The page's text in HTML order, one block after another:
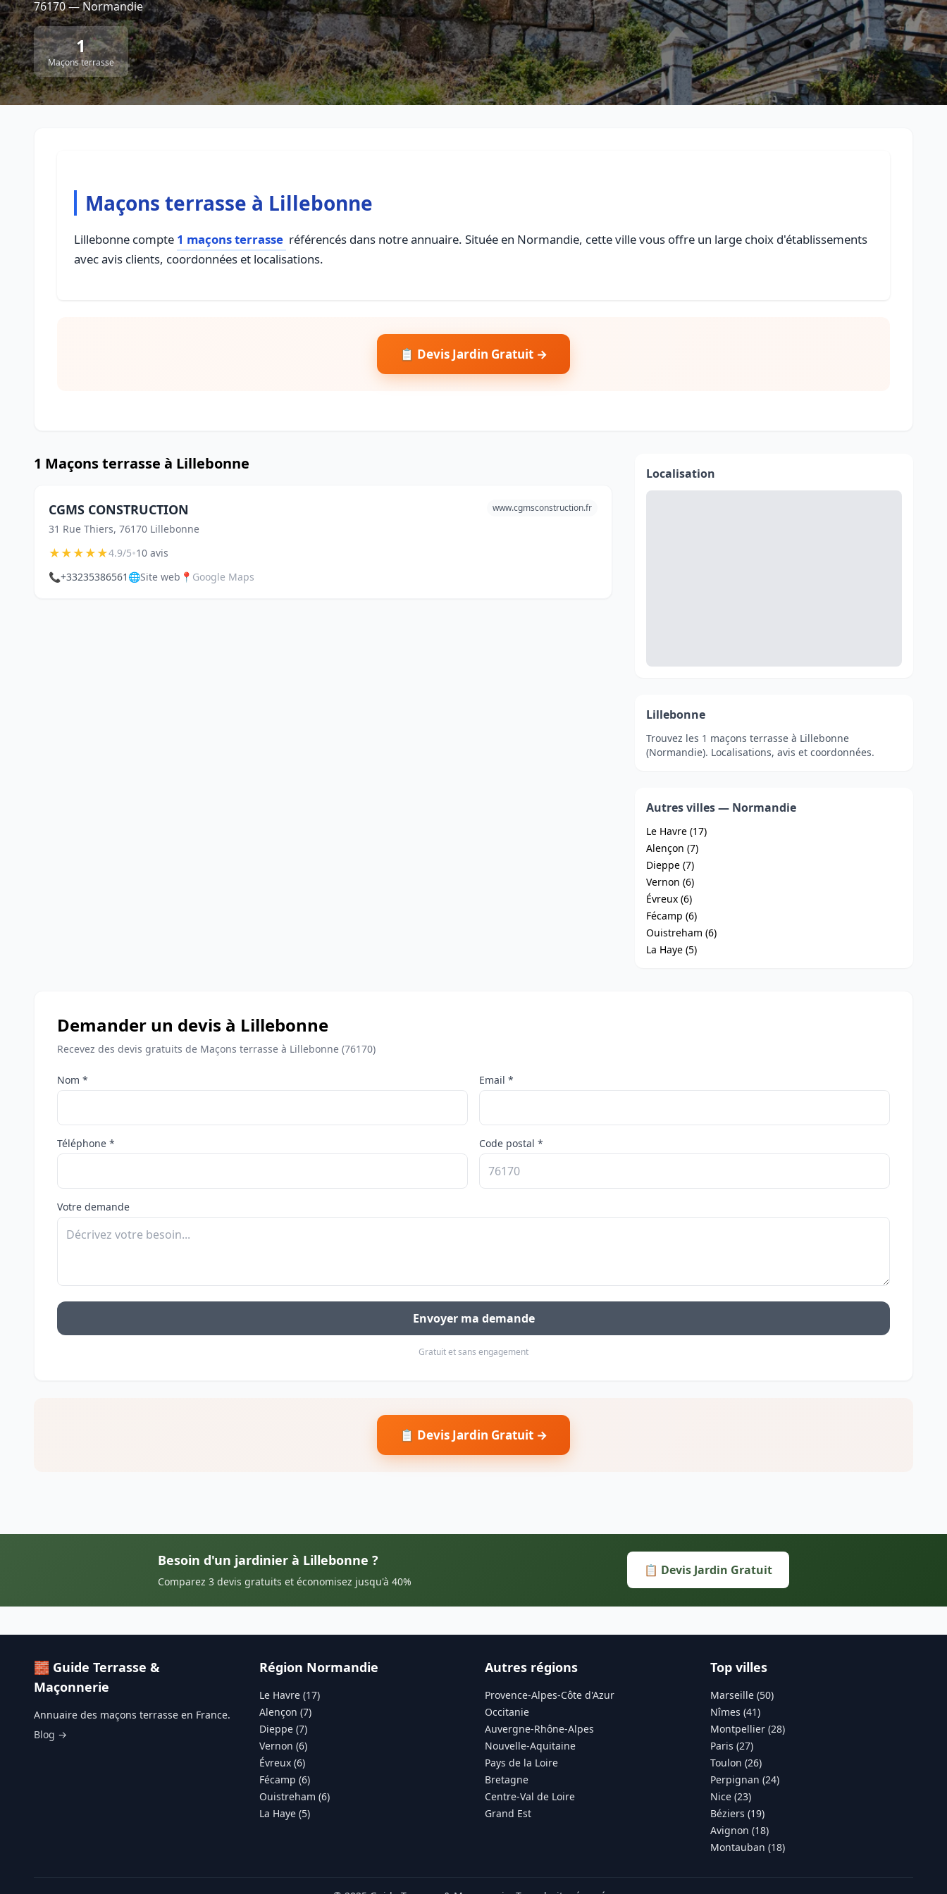
76170 — Normandie
1
Maçons terrasse
Maçons terrasse à Lillebonne
Lillebonne compte 1 maçons terrasse référencés dans notre annuaire. Située en Normandie, cette ville vous offre un large choix d'établissements
avec avis clients, coordonnées et localisations.
📋 Devis Jardin Gratuit →
1 Maçons terrasse à Lillebonne
CGMS CONSTRUCTION
31 Rue Thiers, 76170 Lillebonne
www.cgmsconstruction.fr
★★★★★4.9/5•10 avis
📞+33235386561 🌐Site web 📍 Google Maps
Localisation
Lillebonne
Trouvez les 1 maçons terrasse à Lillebonne
(Normandie). Localisations, avis et coordonnées.
Autres villes — Normandie
Le Havre (17)
Alençon (7)
Dieppe (7)
Vernon (6)
Évreux (6)
Fécamp (6)
Ouistreham (6)
La Haye (5)
Demander un devis à Lillebonne
Recevez des devis gratuits de Maçons terrasse à Lillebonne (76170)
Nom * Email *
Téléphone * Code postal *
Votre demande
Envoyer ma demande
Gratuit et sans engagement
📋 Devis Jardin Gratuit →
Besoin d'un jardinier à Lillebonne ?
Comparez 3 devis gratuits et économisez jusqu'à 40%
📋 Devis Jardin Gratuit
🧱 Guide Terrasse &
Maçonnerie
Annuaire des maçons terrasse en France.
Blog →
Région Normandie
Le Havre (17)
Alençon (7)
Dieppe (7)
Vernon (6)
Évreux (6)
Fécamp (6)
Ouistreham (6)
La Haye (5)
Autres régions
Provence-Alpes-Côte d'Azur
Occitanie
Auvergne-Rhône-Alpes
Nouvelle-Aquitaine
Pays de la Loire
Bretagne
Centre-Val de Loire
Grand Est
Top villes
Marseille (50)
Nîmes (41)
Montpellier (28)
Paris (27)
Toulon (26)
Perpignan (24)
Nice (23)
Béziers (19)
Avignon (18)
Montauban (18)